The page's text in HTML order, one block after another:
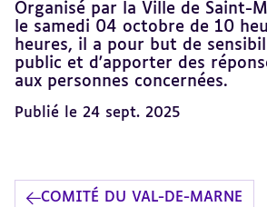
Organisé par la Ville de Saint-
le samedi 04 octobre de 10
heures, il a pour but de
public et d'apporter des
aux personnes concernées.
Publié le 24 sept. 2025
COMITÉ DU VAL-DE-MARNE